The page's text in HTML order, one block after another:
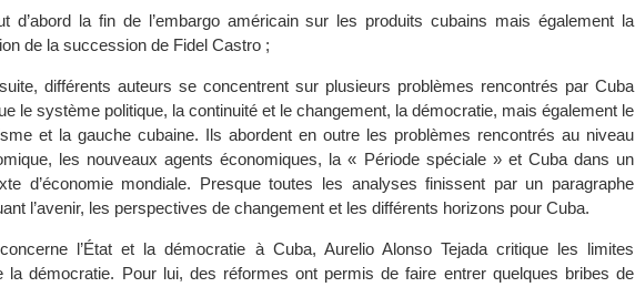
d’abord la fin de l’embargo américain sur les produits cubains mais également la
de la succession de Fidel Castro ;
différents auteurs se concentrent sur plusieurs problèmes rencontrés par Cuba
le système politique, la continuité et le changement, la démocratie, mais également le
et la gauche cubaine. Ils abordent en outre les problèmes rencontrés au niveau
les nouveaux agents économiques, la « Période spéciale » et Cuba dans un
d’économie mondiale. Presque toutes les analyses finissent par un paragraphe
l’avenir, les perspectives de changement et les différents horizons pour Cuba.
l’État et la démocratie à Cuba, Aurelio Alonso Tejada critique les limites
la démocratie. Pour lui, des réformes ont permis de faire entrer quelques bribes de